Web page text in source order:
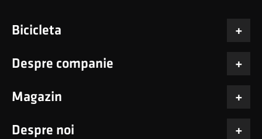
Bicicleta
Despre companie
Magazin
Despre noi